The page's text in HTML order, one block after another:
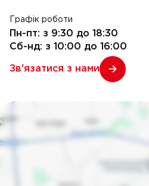
Графік роботи
Пн-пт: з 9:30 до 18:30
Сб-нд: з 10:00 до 16:00
Зв'язатися з нами